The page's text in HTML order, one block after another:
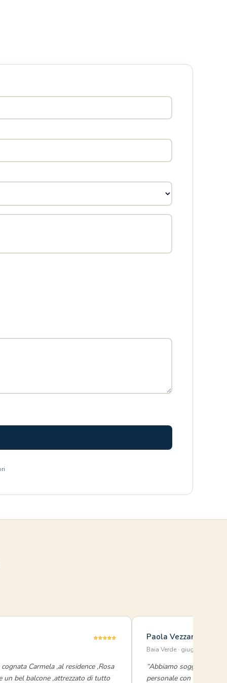
⭐⭐⭐⭐⭐
Carmela ,al residence ,Rosa
un bel balcone ,attrezzato di tutto
Paola Vezzani
Baia Verde · giugno 2025
“Abbiamo soggiornato
personale con cui